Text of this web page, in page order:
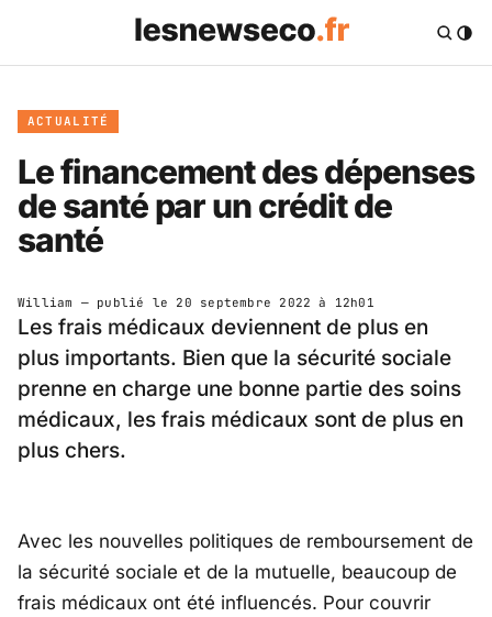
ACTUALITÉ
Le financement des dépenses
de santé par un crédit de
santé
William — publié le 20 septembre 2022 à 12h01
Les frais médicaux deviennent de plus en
plus importants. Bien que la sécurité sociale
prenne en charge une bonne partie des soins
médicaux, les frais médicaux sont de plus en
plus chers.
Avec les nouvelles politiques de remboursement de
la sécurité sociale et de la mutuelle, beaucoup de
frais médicaux ont été influencés. Pour couvrir